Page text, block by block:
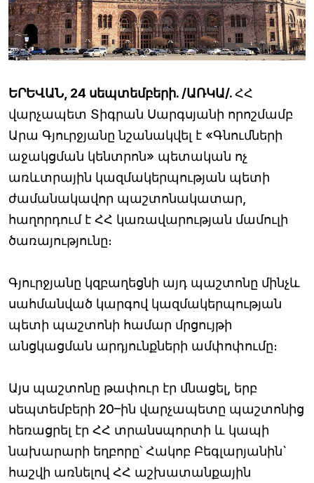
ԵՐԵՎԱՆ, 24 սեպտեմբերի. /ԱՌԿԱ/.ՀՀ
վարչապետ Տիգրան Սարգսյանի որոշմամբ
Արա Գյուրջյանը նշանակվել է «Գնումների
աջակցման կենտրոն» պետական ոչ
առևտրային կազմակերպության պետի
ժամանակավոր պաշտոնակատար,
հաղորդում է ՀՀ կառավարության մամուլի
ծառայությունը։
Գյուրջյանը կզբաղեցնի այդ պաշտոնը մինչև
սահմանված կարգով կազմակերպության
պետի պաշտոնի համար մրցույթի
անցկացման արդյունքների ամփոփումը։
Այս պաշտոնը թափուր էր մնացել, երբ
սեպտեմբերի 20–ին վարչապետը պաշտոնից
հեռացրել էր ՀՀ տրանսպորտի և կապի
նախարարի եղբորը՝ Հակոբ Բեգլարյանին`
հաշվի առնելով ՀՀ աշխատանքային